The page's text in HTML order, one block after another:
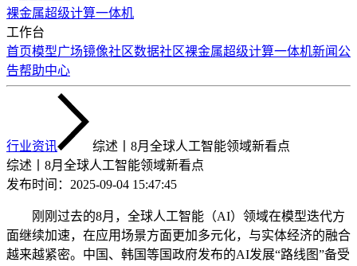
裸金属超级计算一体机
工作台
首页模型广场镜像社区数据社区裸金属超级计算一体机新闻公
告帮助中心
行业资讯
综述丨8月全球人工智能领域新看点
综述丨8月全球人工智能领域新看点
发布时间： 2025-09-04 15:47:45
刚刚过去的8月，全球人工智能（AI）领域在模型迭代方
面继续加速，在应用场景方面更加多元化，与实体经济的融合
越来越紧密。中国、韩国等国政府发布的AI发展“路线图”备受